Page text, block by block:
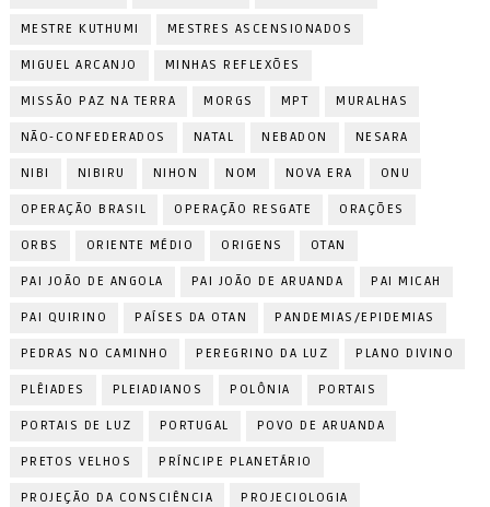
MESTRE KUTHUMI MESTRES ASCENSIONADOS
MIGUEL ARCANJO MINHAS REFLEXÕES
MISSÃO PAZ NA TERRA MORGS MPT MURALHAS
NÃO-CONFEDERADOS NATAL NEBADON NESARA
NIBI NIBIRU NIHON NOM NOVA ERA ONU
OPERAÇÃO BRASIL OPERAÇÃO RESGATE ORAÇÕES
ORBS ORIENTE MÉDIO ORIGENS OTAN
PAI JOÃO DE ANGOLA PAI JOÃO DE ARUANDA PAI MICAH
PAI QUIRINO PAÍSES DA OTAN PANDEMIAS/EPIDEMIAS
PEDRAS NO CAMINHO PEREGRINO DA LUZ PLANO DIVINO
PLÊIADES PLEIADIANOS POLÔNIA PORTAIS
PORTAIS DE LUZ PORTUGAL POVO DE ARUANDA
PRETOS VELHOS PRÍNCIPE PLANETÁRIO
PROJEÇÃO DA CONSCIÊNCIA PROJECIOLOGIA